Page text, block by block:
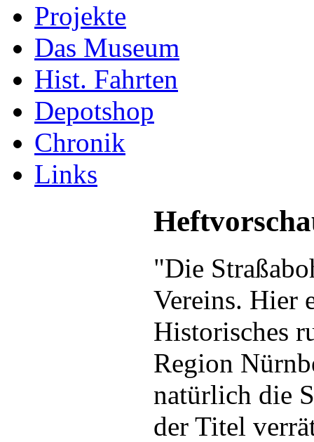
Projekte
Das Museum
Hist. Fahrten
Depotshop
Chronik
Links
"Die
Vereins. Hier
Historisches
Region
natürlich die
der Titel